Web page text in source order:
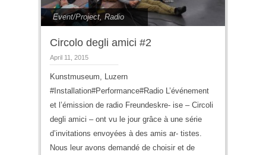
Event/Project Radio
Circolo degli amici #2
April 11, 2015
Kunstmuseum, Luzern
#Installation#Performance#Radio L’événement
et l’émission de radio Freundeskre- ise – Circoli
degli amici – ont vu le jour grâce à une série
d’invitations envoyées à des amis ar- tistes.
Nous leur avons demandé de choisir et de